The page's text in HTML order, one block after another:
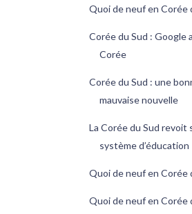
Quoi de neuf en Corée
Corée du Sud : Google
Corée
Corée du Sud : une
mauvaise nouvelle
La Corée du Sud revoit
système d’éducation
Quoi de neuf en Corée
Quoi de neuf en Corée